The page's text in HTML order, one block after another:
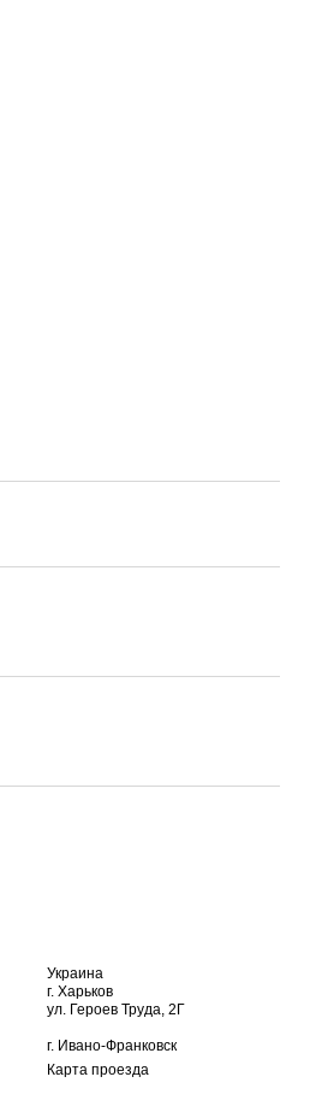
Украина
г. Харьков
ул. Героев Труда, 2Г
г. Ивано-Франковск
Карта проезда